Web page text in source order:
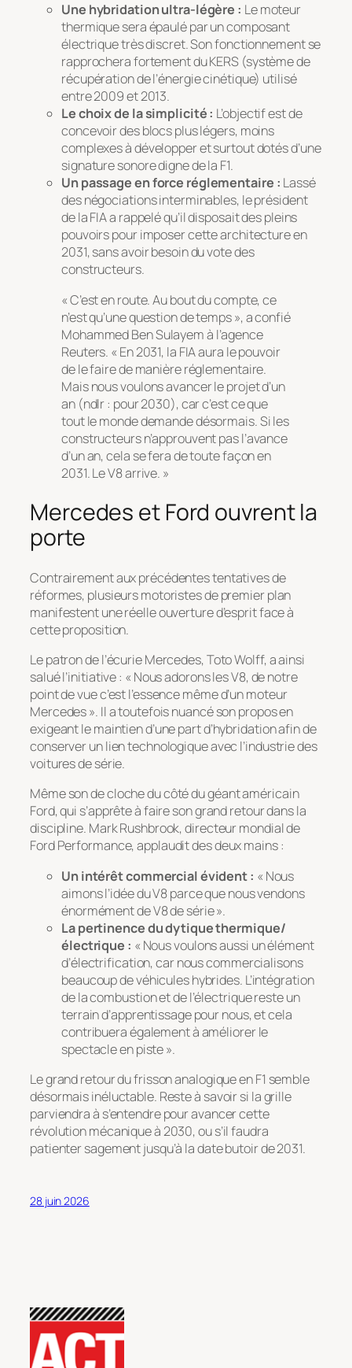
Une hybridation ultra-légère : Le moteur
thermique sera épaulé par un composant
électrique très discret. Son fonctionnement se
rapprochera fortement du KERS (système de
récupération de l’énergie cinétique) utilisé
entre 2009 et 2013.
Le choix de la simplicité : L’objectif est de
concevoir des blocs plus légers, moins
complexes à développer et surtout dotés d’une
signature sonore digne de la F1.
Un passage en force réglementaire : Lassé
des négociations interminables, le président
de la FIA a rappelé qu’il disposait des pleins
pouvoirs pour imposer cette architecture en
2031, sans avoir besoin du vote des
constructeurs.
« C’est en route. Au bout du compte, ce
n’est qu’une question de temps », a confié
Mohammed Ben Sulayem à l’agence
Reuters. « En 2031, la FIA aura le pouvoir
de le faire de manière réglementaire.
Mais nous voulons avancer le projet d’un
an (ndlr : pour 2030), car c’est ce que
tout le monde demande désormais. Si les
constructeurs n’approuvent pas l’avance
d’un an, cela se fera de toute façon en
2031. Le V8 arrive. »
Mercedes et Ford ouvrent la
porte
Contrairement aux précédentes tentatives de
réformes, plusieurs motoristes de premier plan
manifestent une réelle ouverture d’esprit face à
cette proposition.
Le patron de l’écurie Mercedes, Toto Wolff, a ainsi
salué l’initiative : « Nous adorons les V8, de notre
point de vue c’est l’essence même d’un moteur
Mercedes ». Il a toutefois nuancé son propos en
exigeant le maintien d’une part d’hybridation afin de
conserver un lien technologique avec l’industrie des
voitures de série.
Même son de cloche du côté du géant américain
Ford, qui s’apprête à faire son grand retour dans la
discipline. Mark Rushbrook, directeur mondial de
Ford Performance, applaudit des deux mains :
Un intérêt commercial évident : « Nous
aimons l’idée du V8 parce que nous vendons
énormément de V8 de série ».
La pertinence du dytique thermique/
électrique : « Nous voulons aussi un élément
d’électrification, car nous commercialisons
beaucoup de véhicules hybrides. L’intégration
de la combustion et de l’électrique reste un
terrain d’apprentissage pour nous, et cela
contribuera également à améliorer le
spectacle en piste ».
Le grand retour du frisson analogique en F1 semble
désormais inéluctable. Reste à savoir si la grille
parviendra à s’entendre pour avancer cette
révolution mécanique à 2030, ou s’il faudra
patienter sagement jusqu’à la date butoir de 2031.
28 juin 2026